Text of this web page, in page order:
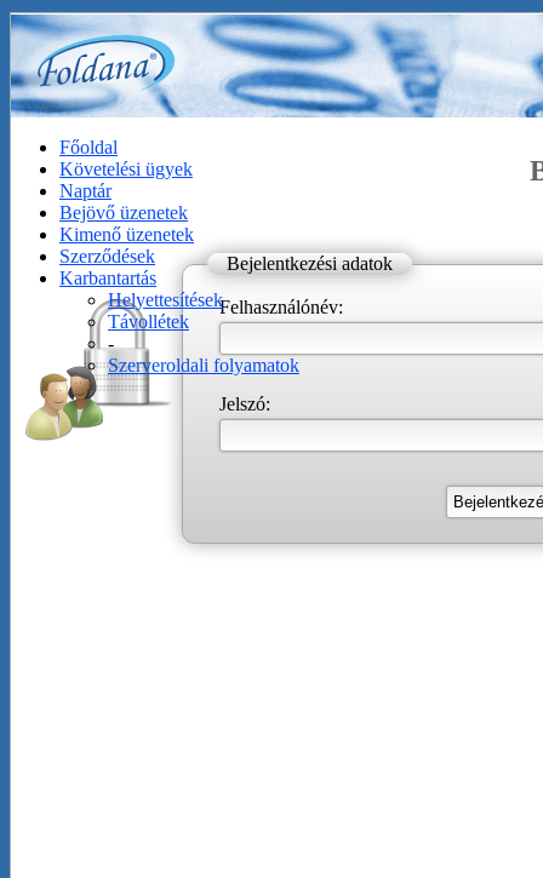
Főoldal
Követelési ügyek
Naptár
Bejövő üzenetek
Kimenő üzenetek
Szerződések
Karbantartás
Helyettesítések
Távollétek
-
Szerveroldali folyamatok
Bejelentkezési adatok
Felhasználónév:
Jelszó: